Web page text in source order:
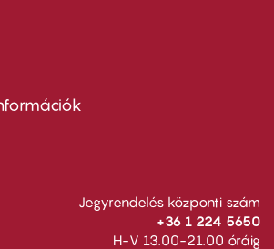
Jegyrendelés központi szám
+36 1 224 5650
H-V 13.00-21.00 óráig